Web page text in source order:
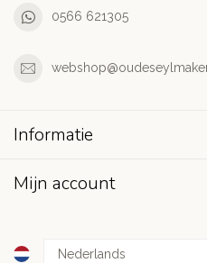
0566 621305
Informatie
Mijn account